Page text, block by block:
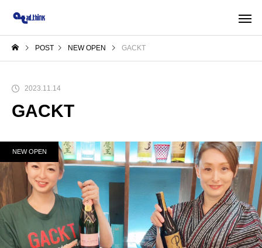
POST NEW OPEN GACKT
2023.11.14
GACKT
NEW OPEN